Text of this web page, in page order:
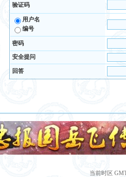
验证码
用户名
编号
密码
安全提问
回答
当前时区